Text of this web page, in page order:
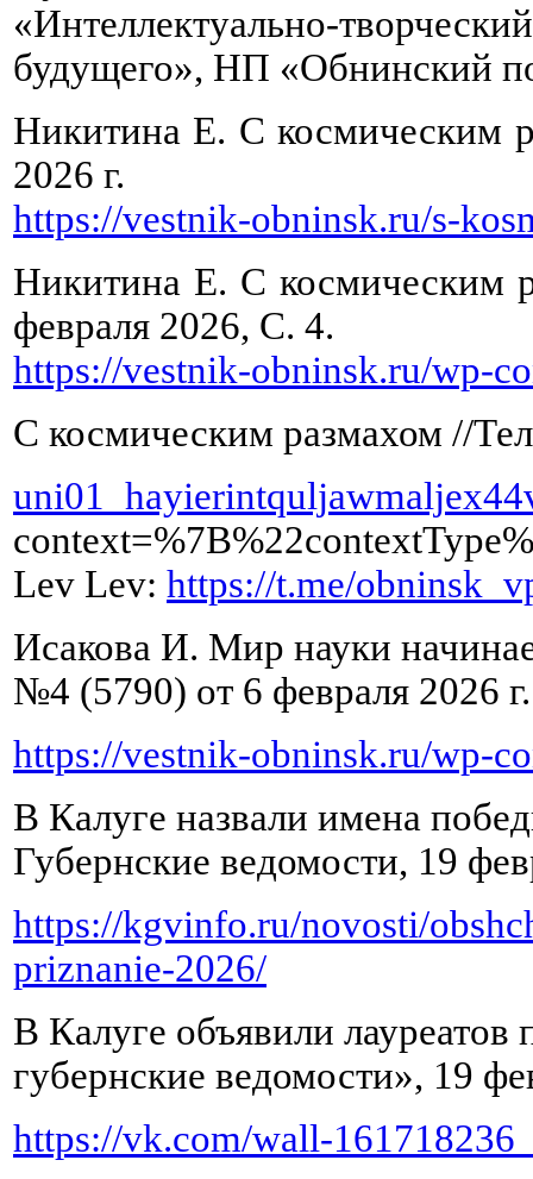
«Интеллектуально-
будущего», НП «Обнинский
Никитина Е. С космическим
2026 г.
https://vestnik-obninsk.ru/s-
Никитина Е. С космическим
февраля 2026, С. 4.
https://vestnik-obninsk.ru/wp-
С космическим размахом //
Lev Lev: https://t.me/
Исакова И. Мир науки
№4 (5790) от 6 февраля 2026
https://vestnik-obninsk.ru/wp-
В Калуге назвали имена
Губернские ведомости, 19
https://kgvinfo.ru/novosti/
priznanie-2026/
В Калуге объявили
губернские ведомости», 19
https://vk.com/wall-